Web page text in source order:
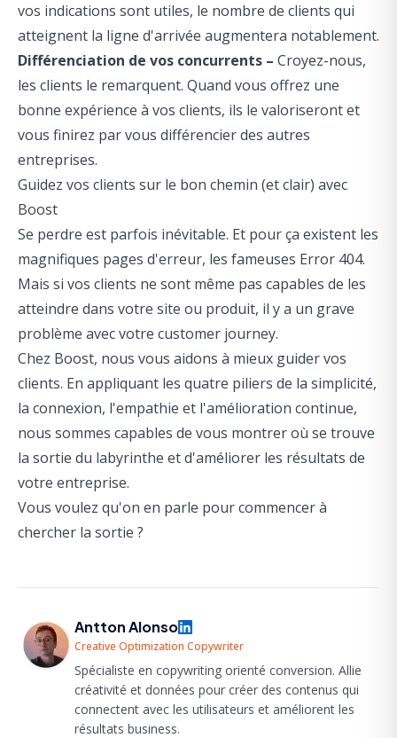
vos indications sont utiles, le nombre de clients qui
atteignent la ligne d'arrivée augmentera notablement.
Différenciation de vos concurrents – Croyez-nous,
les clients le remarquent. Quand vous offrez une
bonne expérience à vos clients, ils le valoriseront et
vous finirez par vous différencier des autres
entreprises.
Guidez vos clients sur le bon chemin (et clair) avec
Boost
Se perdre est parfois inévitable. Et pour ça existent les
magnifiques pages d'erreur, les fameuses Error 404.
Mais si vos clients ne sont même pas capables de les
atteindre dans votre site ou produit, il y a un grave
problème avec votre customer journey.
Chez Boost, nous vous aidons à mieux guider vos
clients. En appliquant les quatre piliers de la simplicité,
la connexion, l'empathie et l'amélioration continue,
nous sommes capables de vous montrer où se trouve
la sortie du labyrinthe et d'améliorer les résultats de
votre entreprise.
Vous voulez qu'on en parle pour commencer à
chercher la sortie ?
Antton Alonso
Creative Optimization Copywriter
Spécialiste en copywriting orienté conversion. Allie
créativité et données pour créer des contenus qui
connectent avec les utilisateurs et améliorent les
résultats business.